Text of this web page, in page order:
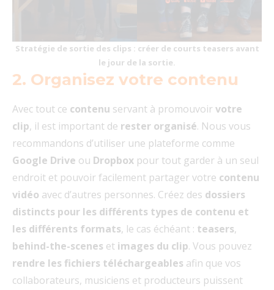
Stratégie de sortie des clips : créer de courts teasers avant
le jour de la sortie.
2. Organisez votre contenu
Avec tout ce contenu servant à promouvoirvotre
clip, il est important de rester organisé. Nous vous
recommandons d’utiliser une plateforme comme
Google Drive ou Dropbox pour tout garder à un seul
endroit et pouvoir facilement partager votre contenu
vidéo avec d’autres personnes. Créez des dossiers
distincts pour les différents types de contenu et
les différents formats, le cas échéant : teasers,
behind-the-scenes et images du clip. Vous pouvez
rendre les fichiers téléchargeables afin que vos
collaborateurs, musiciens et producteurs puissent